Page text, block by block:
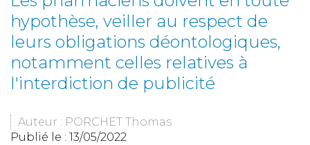
hypothèse, veiller au respect de
leurs obligations déontologiques,
notamment celles relatives à
l'interdiction de publicité
Auteur : PORCHET Thomas
Publié le : 13/05/2022